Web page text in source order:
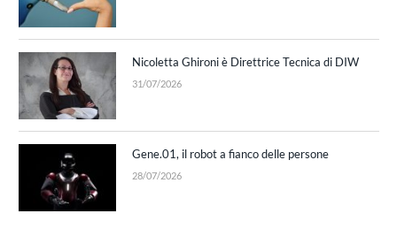
Nicoletta Ghironi è Direttrice Tecnica di DIW
31/07/2026
Gene.01, il robot a fianco delle persone
28/07/2026